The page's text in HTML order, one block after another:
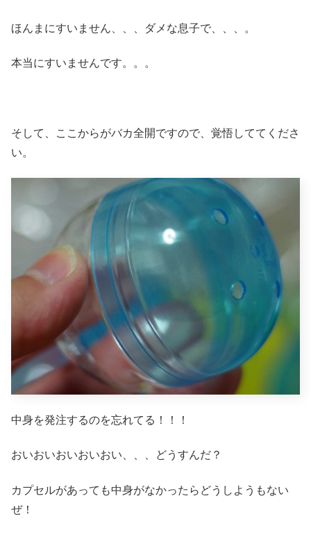
ほんまにすいません、、、ダメな息子で、、、。
本当にすいませんです。。。
そして、ここからがバカ全開ですので、覚悟しててくださ
い。
中身を発注するのを忘れてる！！！
おいおいおいおいおい、、、どうすんだ？
カプセルがあっても中身がなかったらどうしようもない
ぜ！